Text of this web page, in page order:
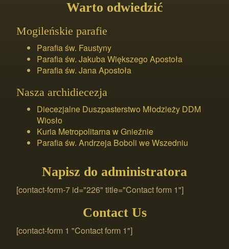
Warto odwiedzić
Mogileńskie parafie
Parafia św. Faustyny
Parafia św. Jakuba Większego Apostoła
Parafia św. Jana Apostoła
Nasza archidiecezja
Diecezjalne Duszpasterstwo Młodzieży DDM
Wiosło
Kuria Metropolitarna w Gnieźnie
Parafia św. Andrzeja Boboli we Wszedniu
Napisz do administratora
[contact-form-7 id="226" title="Contact form 1"]
Contact Us
[contact-form 1 "Contact form 1"]